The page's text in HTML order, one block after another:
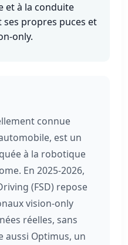
et à la conduite
propres puces et
only.
connue
est un
à la robotique
En 2025-2026,
(FSD) repose
vision-only
réelles, sans
aussi Optimus, un